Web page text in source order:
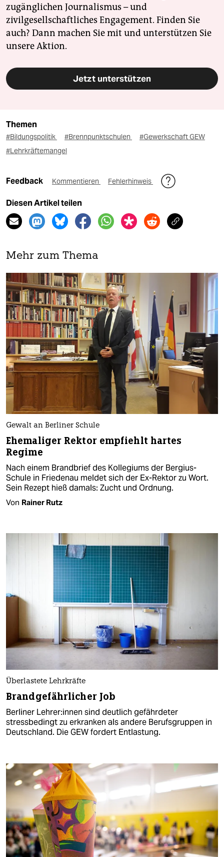
zugänglichen Journalismus – und
zivilgesellschaftliches Engagement. Finden Sie
auch? Dann machen Sie mit und unterstützen Sie
unsere Aktion.
Jetzt unterstützen
Themen
#Bildungspolitik #Brennpunktschulen
#Gewerkschaft GEW
#Lehrkräftemangel
Feedback Kommentieren Fehlerhinweis
Diesen Artikel teilen
Mehr zum Thema
Gewalt an Berliner Schule
Ehemaliger Rektor empfiehlt hartes
Regime
Nach einem Brandbrief des Kollegiums der Bergius-
Schule in Friedenau meldet sich der Ex-Rektor zu Wort.
Sein Rezept hieß damals: Zucht und Ordnung.
Von Rainer Rutz
Überlastete Lehrkräfte
Brandgefährlicher Job
Berliner Leh­re­r:in­nen sind deutlich gefährdeter
stressbedingt zu erkranken als andere Berufsgruppen in
Deutschland. Die GEW fordert Entlastung.